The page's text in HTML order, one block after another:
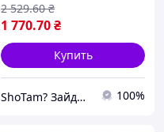
1 770.70₴
2 529.60 ₴
Купить
ShoTam? Зайди, побачиш сам! 100%